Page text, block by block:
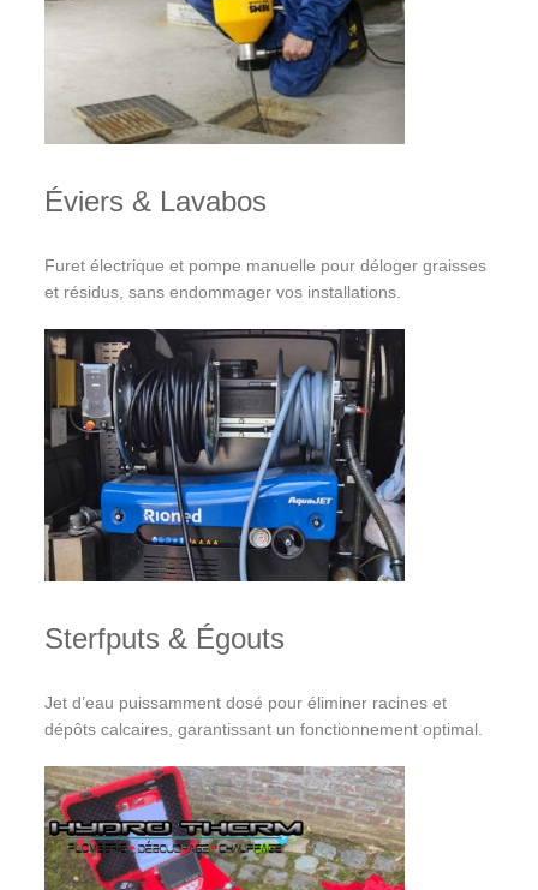
Éviers & Lavabos
Furet électrique et pompe manuelle pour déloger graisses
et résidus, sans endommager vos installations.
Sterfputs & Égouts
Jet d’eau puissamment dosé pour éliminer racines et
dépôts calcaires, garantissant un fonctionnement optimal.